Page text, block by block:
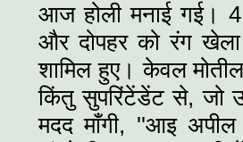
आज होली मनाई गई। 4
और दोपहर को रंग
शामिल हुए। केवल
किंतु सुपरिंटेंडेंट से, जो
मदद माँगी, ''आइ